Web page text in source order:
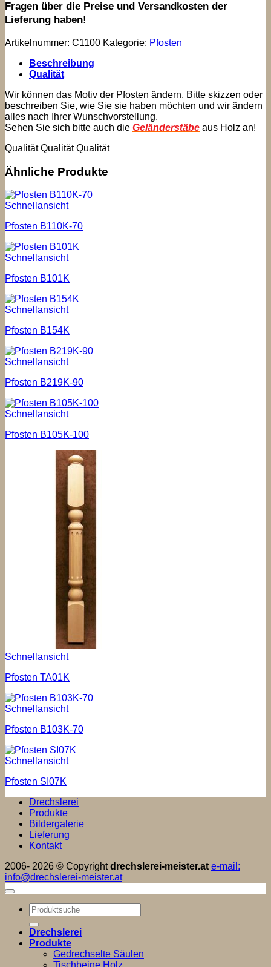
Fragen über die Preise und Versandkosten der
Lieferung haben!
Artikelnummer: C1100 Kategorie: Pfosten
Beschreibung
Qualität
Wir können das Motiv der Pfosten ändern. Bitte skizzen oder
beschreiben Sie, wie Sie sie haben möchten und wir ändern
alles nach Ihrer Wunschvorstellung.
Sehen Sie sich bitte auch die Geländerstäbe aus Holz an!
Qualität Qualität Qualität
Ähnliche Produkte
Schnellansicht
Pfosten B110K-70
Schnellansicht
Pfosten B101K
Schnellansicht
Pfosten B154K
Schnellansicht
Pfosten B219K-90
Schnellansicht
Pfosten B105K-100
Schnellansicht
Pfosten TA01K
Schnellansicht
Pfosten B103K-70
Schnellansicht
Pfosten SI07K
Drechslerei
Produkte
Bildergalerie
Lieferung
Kontakt
2006- 2026 © Copyrightdrechslerei-meister.at e-mail:
info@drechslerei-meister.at
Suchen
nach:
Drechslerei
Produkte
Gedrechselte Säulen